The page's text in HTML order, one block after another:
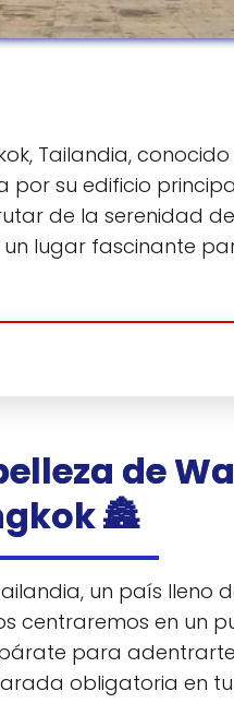
Tailandia,
su edificio
de la serenidad
lugar fascinante
de
🏯
un país lleno
centraremos en un
para
obligatoria en tu